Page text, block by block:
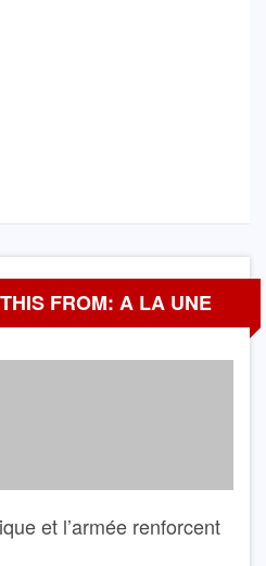
FROM: A LA UNE
et l’armée renforcent